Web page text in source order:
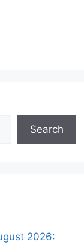
Search
2026: